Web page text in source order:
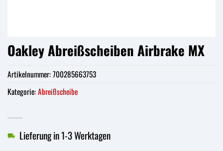
Oakley Abreißscheiben Airbrake MX
Lieferung in 1-3 Werktagen
Artikelnummer:700285663753
Kategorie:Abreißscheibe